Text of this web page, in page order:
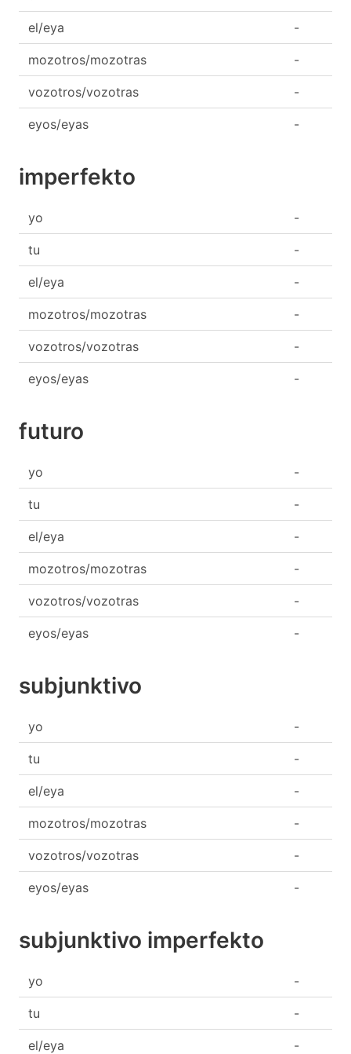
el/eya -
mozotros/mozotras -
vozotros/vozotras -
eyos/eyas -
imperfekto
yo -
tu -
el/eya -
mozotros/mozotras -
vozotros/vozotras -
eyos/eyas -
futuro
yo -
tu -
el/eya -
mozotros/mozotras -
vozotros/vozotras -
eyos/eyas -
subjunktivo
yo -
tu -
el/eya -
mozotros/mozotras -
vozotros/vozotras -
eyos/eyas -
subjunktivo imperfekto
yo -
tu -
el/eya -